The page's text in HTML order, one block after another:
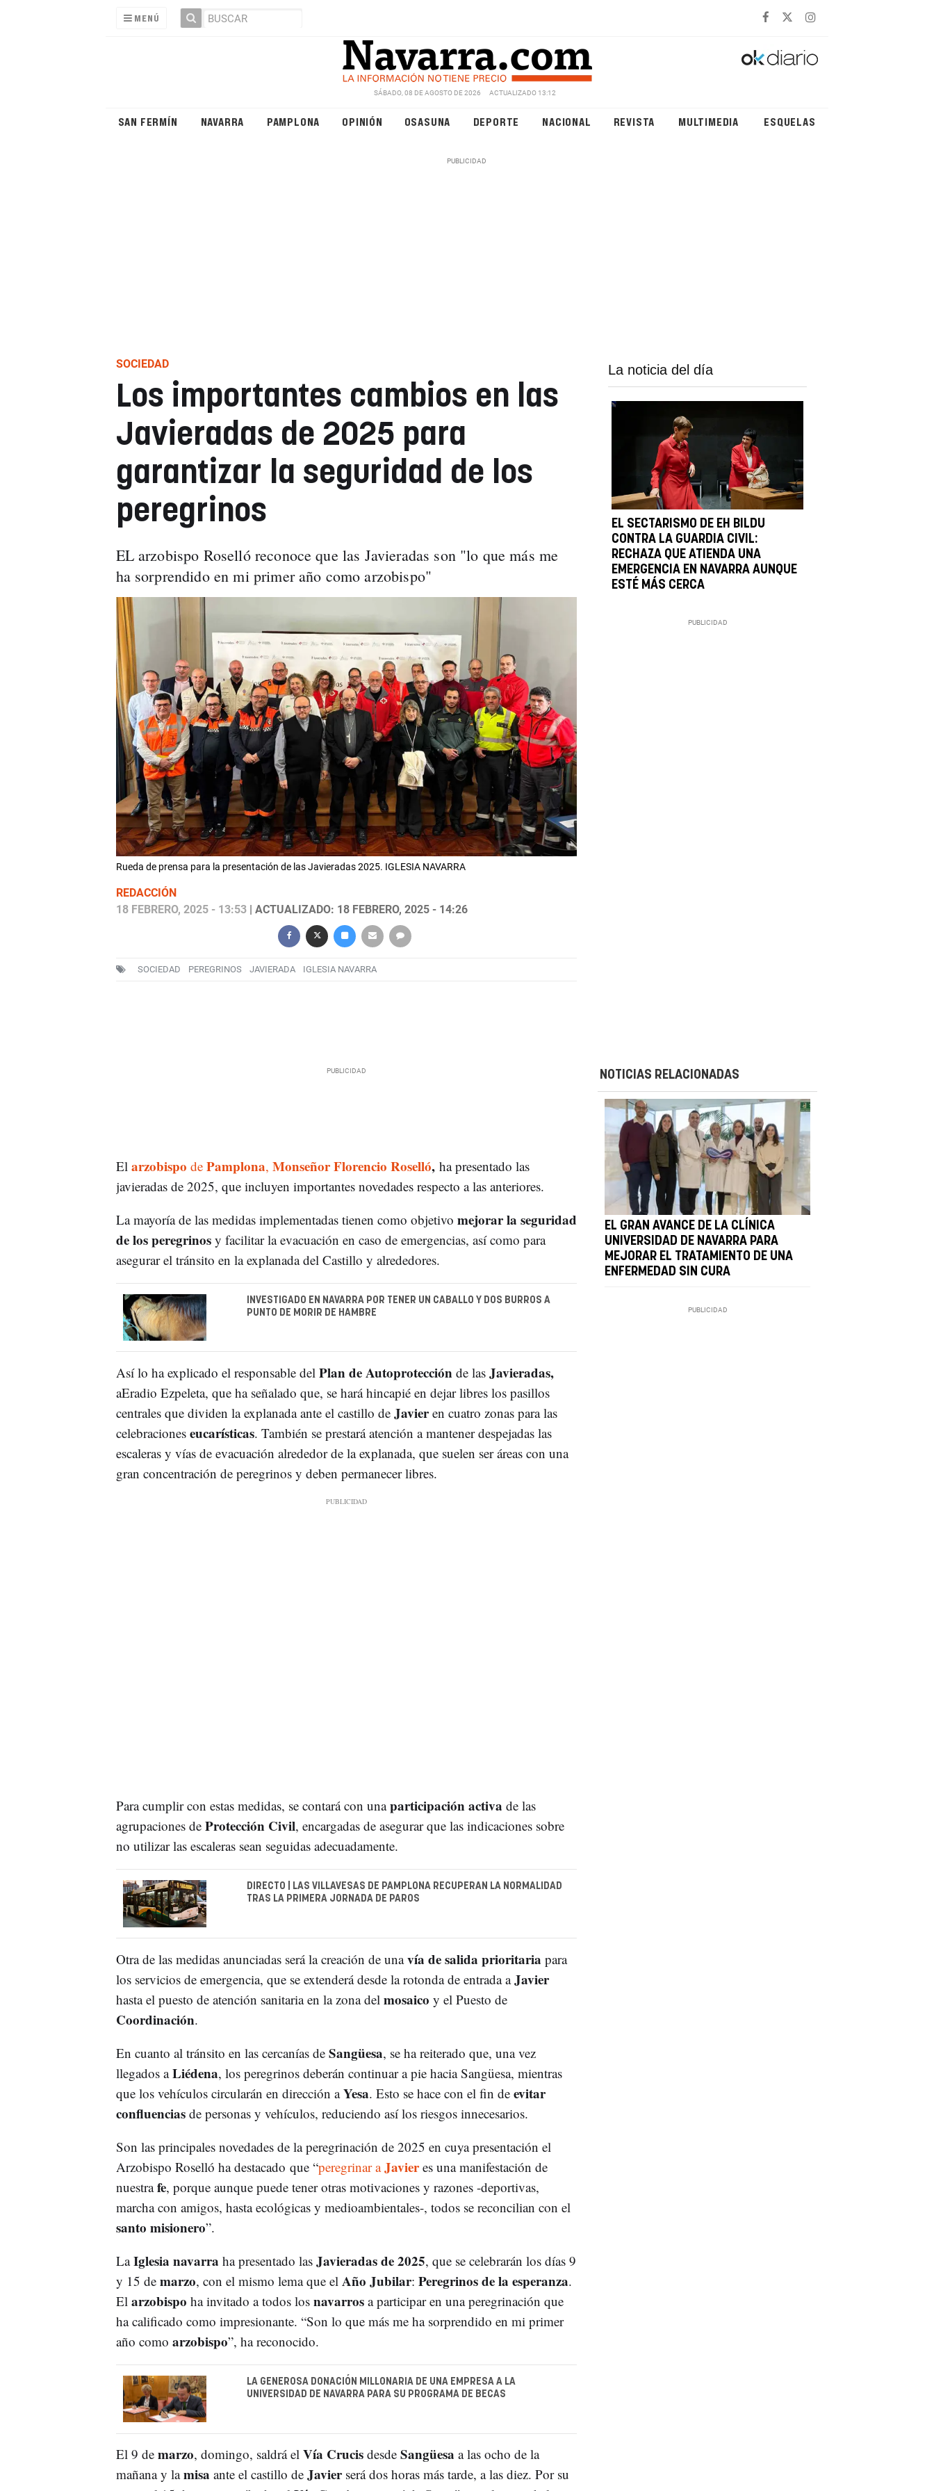
MENÚ
SÁBADO, 08 DE AGOSTO DE 2026 ACTUALIZADO 13:12
SAN FERMÍN NAVARRA PAMPLONA OPINIÓN OSASUNA DEPORTE NACIONAL REVISTA MULTIMEDIA ESQUELAS
SOCIEDAD
Los importantes cambios en las
Javieradas de 2025 para
garantizar la seguridad de los
peregrinos
EL arzobispo Roselló reconoce que las Javieradas son "lo que más me
ha sorprendido en mi primer año como arzobispo"
Rueda de prensa para la presentación de las Javieradas 2025. IGLESIA NAVARRA
REDACCIÓN
18 FEBRERO, 2025 - 13:53| ACTUALIZADO: 18 FEBRERO, 2025 - 14:26
SOCIEDAD PEREGRINOS JAVIERADA IGLESIA NAVARRA
La noticia del día
EL SECTARISMO DE EH BILDU
CONTRA LA GUARDIA CIVIL:
RECHAZA QUE ATIENDA UNA
EMERGENCIA EN NAVARRA AUNQUE
ESTÉ MÁS CERCA
El arzobispo de Pamplona, Monseñor Florencio Roselló,ha presentado las
javieradas de 2025, que incluyen importantes novedades respecto a las anteriores.
La mayoría de las medidas implementadas tienen como objetivo mejorar la seguridad
de los peregrinosy facilitar la evacuación en caso de emergencias, así como para
asegurar el tránsito en la explanada del Castillo y alrededores.
INVESTIGADO EN NAVARRA POR TENER UN CABALLO Y DOS BURROS A
PUNTO DE MORIR DE HAMBRE
Así lo ha explicado el responsable del Plan de Autoprotecciónde las Javieradas,
aEradio Ezpeleta, que ha señalado que, se hará hincapié en dejar libres los pasillos
centrales que dividen la explanada ante el castillo de Javieren cuatro zonas para las
celebraciones eucarísticas. También se prestará atención a mantener despejadas las
escaleras y vías de evacuación alrededor de la explanada, que suelen ser áreas con una
gran concentración de peregrinos y deben permanecer libres.
Para cumplir con estas medidas, se contará con unaparticipación activa de las
agrupaciones de Protección Civil, encargadas de asegurar que las indicaciones sobre
no utilizar las escaleras sean seguidas adecuadamente.
DIRECTO | LAS VILLAVESAS DE PAMPLONA RECUPERAN LA NORMALIDAD
TRAS LA PRIMERA JORNADA DE PAROS
Otra de las medidas anunciadas será la creación de unavía de salida prioritaria para
los servicios de emergencia, que se extenderá desde la rotonda de entrada aJavier
hasta el puesto de atención sanitaria en la zona del mosaico y el Puesto de
Coordinación.
En cuanto al tránsito en las cercanías de Sangüesa, se ha reiterado que, una vez
llegados aLiédena, los peregrinos deberán continuar a pie hacia Sangüesa, mientras
que los vehículos circularán en dirección aYesa. Esto se hace con el fin de evitar
confluenciasde personas y vehículos, reduciendo así los riesgos innecesarios.
Son las principales novedades de la peregrinación de 2025 en cuya presentación el
Arzobispo Roselló ha destacado que “peregrinar aJavieres una manifestación de
nuestrafe, porque aunque puede tener otras motivaciones y razones -deportivas,
marcha con amigos, hasta ecológicas y medioambientales-, todos se reconcilian con el
santo misionero”.
LaIglesia navarra ha presentado las Javieradas de 2025, que se celebrarán los días 9
y 15 de marzo, con el mismo lema que el Año Jubilar: Peregrinos de la esperanza.
El arzobispo ha invitado a todos los navarrosa participar en una peregrinación que
ha calificado como impresionante. “Son lo que más me ha sorprendido en mi primer
año como arzobispo”, ha reconocido.
LA GENEROSA DONACIÓN MILLONARIA DE UNA EMPRESA A LA
UNIVERSIDAD DE NAVARRA PARA SU PROGRAMA DE BECAS
El 9 de marzo, domingo, saldrá el Vía Crucisdesde Sangüesa a las ocho de la
mañana y lamisa ante el castillo de Javierserá dos horas más tarde, a las diez. Por su
NOTICIAS RELACIONADAS
EL GRAN AVANCE DE LA CLÍNICA
UNIVERSIDAD DE NAVARRA PARA
MEJORAR EL TRATAMIENTO DE UNA
ENFERMEDAD SIN CURA